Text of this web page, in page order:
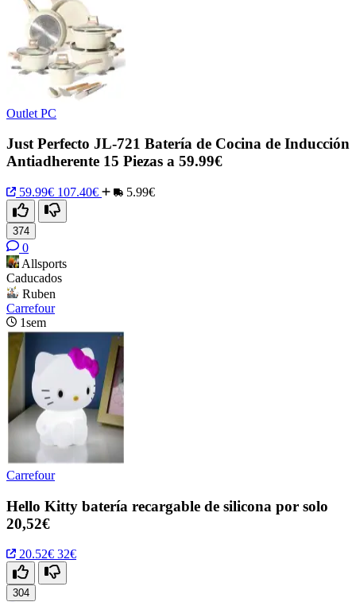
Outlet PC
Just Perfecto JL-721 Batería de Cocina de Inducción
Antiadherente 15 Piezas a 59.99€
59.99€ 107.40€ 5.99€
374
0
Allsports
Caducados
Ruben
Carrefour
1sem
Carrefour
Hello Kitty batería recargable de silicona por solo
20,52€
20.52€ 32€
304